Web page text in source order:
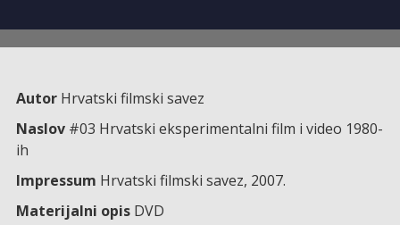
Autor Hrvatski filmski savez
Naslov #03 Hrvatski eksperimentalni film i video 1980-
ih
Impressum Hrvatski filmski savez, 2007.
Materijalni opis DVD